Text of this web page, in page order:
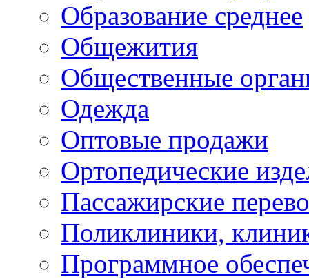
Образование среднее
Общежития
Общественные
Одежда
Оптовые продажи
Ортопедические
Пассажирские
Поликлиники,
Программное